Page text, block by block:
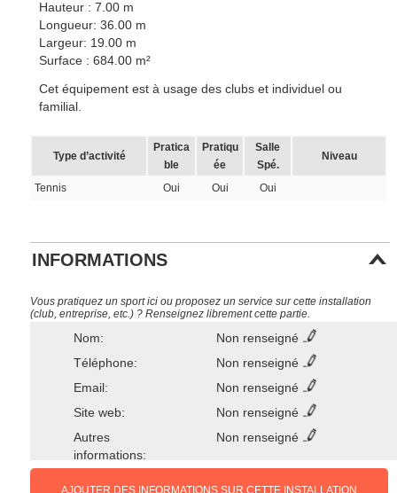
Hauteur : 7.00 m
Longueur: 36.00 m
Largeur: 19.00 m
Surface : 684.00 m²
Cet équipement est à usage des clubs et individuel ou
familial.
Type d’activité
Pratica
ble
Pratiqu
ée
Salle
Spé.
Niveau
Tennis Oui Oui Oui
INFORMATIONS
Vous pratiquez un sport ici ou proposez un service sur cette installation
(club, entreprise, etc.) ? Renseignez librement cette partie.
Nom:
Non renseigné
Téléphone:
Non renseigné
Email:
Non renseigné
Site web:
Non renseigné
Autres
informations:
Non renseigné
AJOUTER DES INFORMATIONS SUR CETTE INSTALLATION